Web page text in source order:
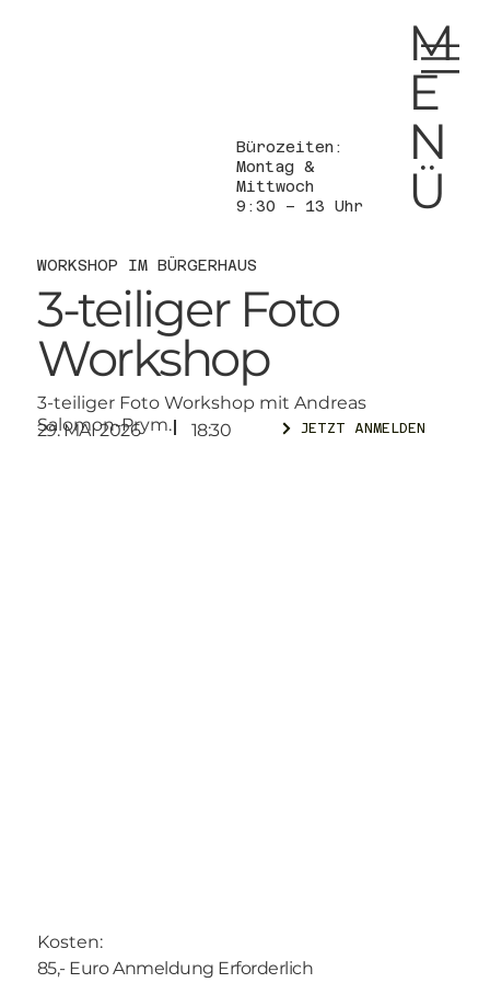
M
E
N
Ü
Bürozeiten:
Montag &
Mittwoch
9:30 – 13 Uhr
WORKSHOP IM BÜRGERHAUS
3-teiliger Foto
Workshop
3-teiliger Foto Workshop mit Andreas
Salomon-Prym.
29. MAI 2026 18:30 JETZT ANMELDEN
Kosten:
85,- Euro Anmeldung Erforderlich